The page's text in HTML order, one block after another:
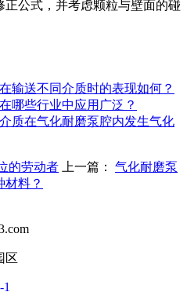
公式，并考虑颗粒与壁面的碰
输送不同介质时的表现如何？
哪些行业中应用广泛？
质在气化耐磨泵腔内发生气化
的劳动者 上一篇： 气化耐磨泵
材料？
区